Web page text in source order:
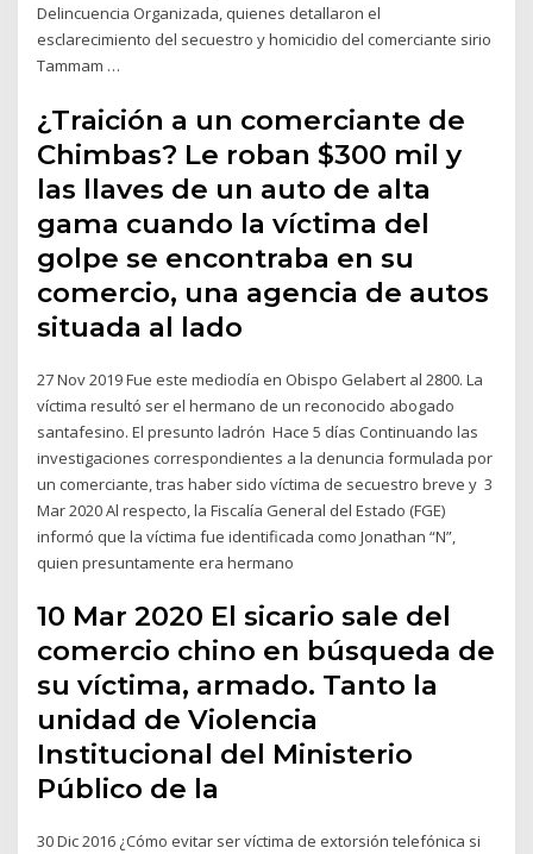
Delincuencia Organizada, quienes detallaron el
esclarecimiento del secuestro y homicidio del comerciante sirio
Tammam …
¿Traición a un comerciante de
Chimbas? Le roban $300 mil y
las llaves de un auto de alta
gama cuando la víctima del
golpe se encontraba en su
comercio, una agencia de autos
situada al lado
27 Nov 2019 Fue este mediodía en Obispo Gelabert al 2800. La
víctima resultó ser el hermano de un reconocido abogado
santafesino. El presunto ladrón Hace 5 días Continuando las
investigaciones correspondientes a la denuncia formulada por
un comerciante, tras haber sido víctima de secuestro breve y 3
Mar 2020 Al respecto, la Fiscalía General del Estado (FGE)
informó que la víctima fue identificada como Jonathan “N”,
quien presuntamente era hermano
10 Mar 2020 El sicario sale del
comercio chino en búsqueda de
su víctima, armado. Tanto la
unidad de Violencia
Institucional del Ministerio
Público de la
30 Dic 2016 ¿Cómo evitar ser víctima de extorsión telefónica si